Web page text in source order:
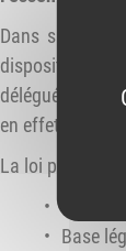
Dans sa
dispositions
déléguées en
en effet été
La loi
Base